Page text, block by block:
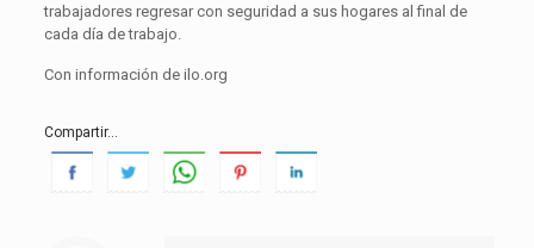
trabajadores regresar con seguridad a sus hogares al final de
cada día de trabajo.
Con información de ilo.org
Compartir...